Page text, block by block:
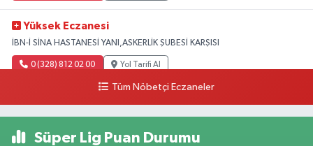
Yüksek Eczanesi
İBN-İ SİNA HASTANESİ YANI,ASKERLİK ŞUBESİ KARŞISI
0 (328) 812 02 00 Yol Tarifi Al
Tüm Nöbetçi Eczaneler
Süper Lig Puan Durumu